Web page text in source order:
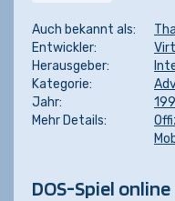
Auch bekannt als:
Entwickler:
Herausgeber:
Kategorie:
Jahr:
Mehr Details:
DOS-Spiel